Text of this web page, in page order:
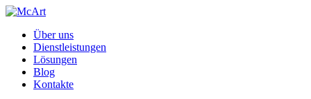
Über uns
Dienstleistungen
Lösungen
Blog
Kontakte